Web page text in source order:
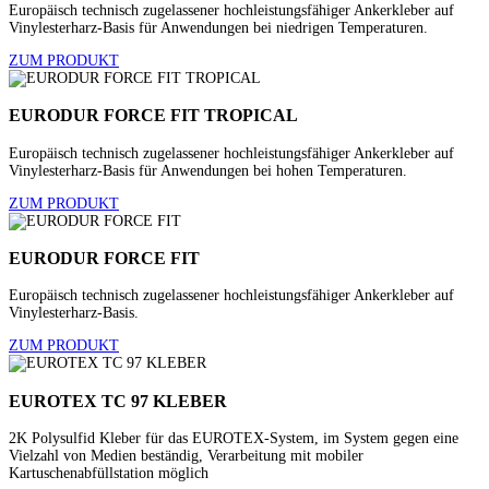
Europäisch technisch zugelassener hochleistungsfähiger Ankerkleber auf
Vinylesterharz-Basis für Anwendungen bei niedrigen Temperaturen.
ZUM PRODUKT
EURODUR FORCE FIT TROPICAL
Europäisch technisch zugelassener hochleistungsfähiger Ankerkleber auf
Vinylesterharz-Basis für Anwendungen bei hohen Temperaturen.
ZUM PRODUKT
EURODUR FORCE FIT
Europäisch technisch zugelassener hochleistungsfähiger Ankerkleber auf
Vinylesterharz-Basis.
ZUM PRODUKT
EUROTEX TC 97 KLEBER
2K Polysulfid Kleber für das EUROTEX-System, im System gegen eine
Vielzahl von Medien beständig, Verarbeitung mit mobiler
Kartuschenabfüllstation möglich